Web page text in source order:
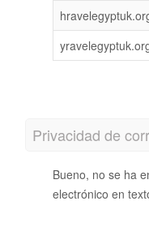
Privacidad de
Bueno, no se ha
electrónico en